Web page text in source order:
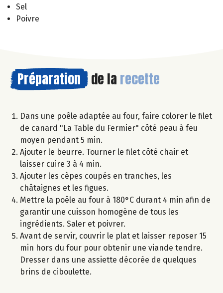
Sel
Poivre
Préparation de la recette
Dans une poêle adaptée au four, faire colorer le filet
de canard "La Table du Fermier" côté peau à feu
moyen pendant 5 min.
Ajouter le beurre. Tourner le filet côté chair et
laisser cuire 3 à 4 min.
Ajouter les cèpes coupés en tranches, les
châtaignes et les figues.
Mettre la poêle au four à 180°C durant 4 min afin de
garantir une cuisson homogène de tous les
ingrédients. Saler et poivrer.
Avant de servir, couvrir le plat et laisser reposer 15
min hors du four pour obtenir une viande tendre.
Dresser dans une assiette décorée de quelques
brins de ciboulette.